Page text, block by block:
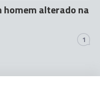
homem alterado na
1